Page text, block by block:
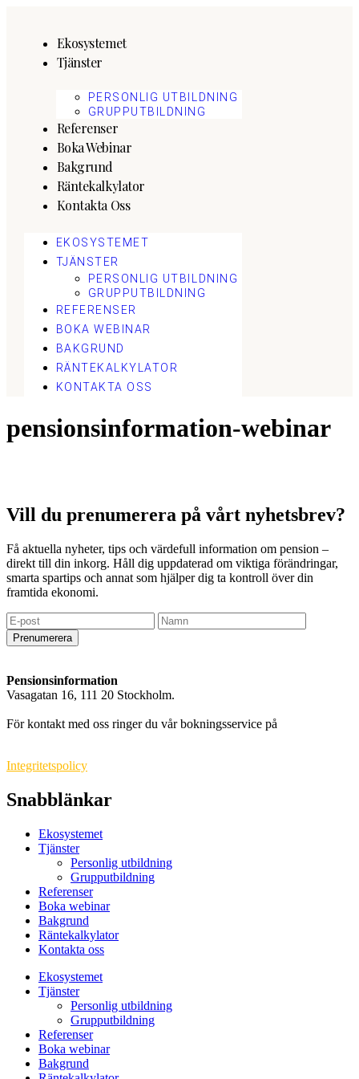
innehåll
Ekosystemet
Tjänster
PERSONLIG UTBILDNING
GRUPPUTBILDNING
Referenser
Boka Webinar
Bakgrund
Räntekalkylator
Kontakta Oss
EKOSYSTEMET
TJÄNSTER
PERSONLIG UTBILDNING
GRUPPUTBILDNING
REFERENSER
BOKA WEBINAR
BAKGRUND
RÄNTEKALKYLATOR
KONTAKTA OSS
pensionsinformation-webinar
Vill du prenumerera på vårt nyhetsbrev?
Få aktuella nyheter, tips och värdefull information om pension –
direkt till din inkorg. Håll dig uppdaterad om viktiga förändringar,
smarta spartips och annat som hjälper dig ta kontroll över din
framtida ekonomi.
Prenumerera
Pensionsinformation
Vasagatan 16, 111 20 Stockholm.
För kontakt med oss ringer du vår bokningsservice på
Integritetspolicy
Snabblänkar
Ekosystemet
Tjänster
Personlig utbildning
Grupputbildning
Referenser
Boka webinar
Bakgrund
Räntekalkylator
Kontakta oss
Ekosystemet
Tjänster
Personlig utbildning
Grupputbildning
Referenser
Boka webinar
Bakgrund